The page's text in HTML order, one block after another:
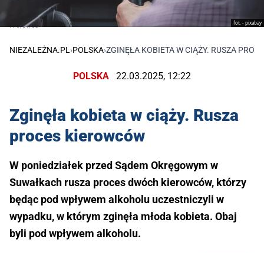
fot. - pixabay
Kierowca
NIEZALEŻNA.PL ›POLSKA›ZGINĘŁA KOBIETA W CIĄŻY. RUSZA
POLSKA 22.03.2025, 12:22
Zginęła kobieta w ciąży. Rusza
proces kierowców
W poniedziałek przed Sądem Okręgowym w
Suwałkach rusza proces dwóch kierowców, którzy
będąc pod wpływem alkoholu uczestniczyli w
wypadku, w którym zginęła młoda kobieta. Obaj
byli pod wpływem alkoholu.